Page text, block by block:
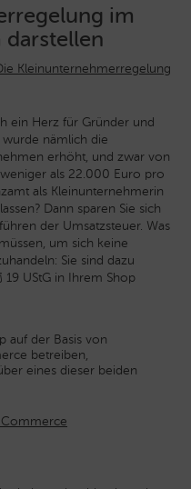
im
ein Herz für Gründer und
nämlich die
erhöht, und zwar von
als 22.000 Euro pro
als Kleinunternehmerin
Dann sparen Sie sich
der Umsatzsteuer. Was
um sich keine
Sie sind dazu
UStG in Ihrem Shop
auf der Basis von
betreiben,
eines dieser beiden